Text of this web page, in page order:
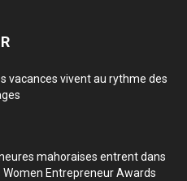
vacances vivent au rythme des
mahoraises entrent dans
Women Entrepreneur Awards